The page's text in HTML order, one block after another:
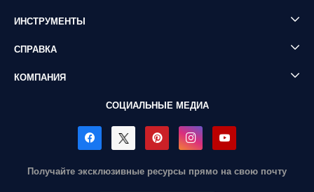
ИНСТРУМЕНТЫ
СПРАВКА
КОМПАНИЯ
СОЦИАЛЬНЫЕ МЕДИА
Получайте эксклюзивные ресурсы прямо на свою почту